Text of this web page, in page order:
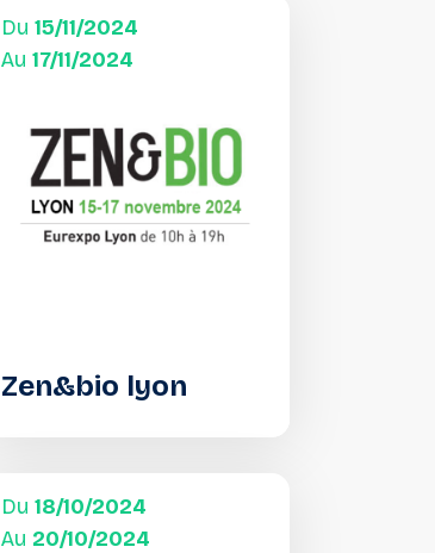
Du 15/11/2024
Au 17/11/2024
Zen&bio lyon
Du 18/10/2024
Au 20/10/2024